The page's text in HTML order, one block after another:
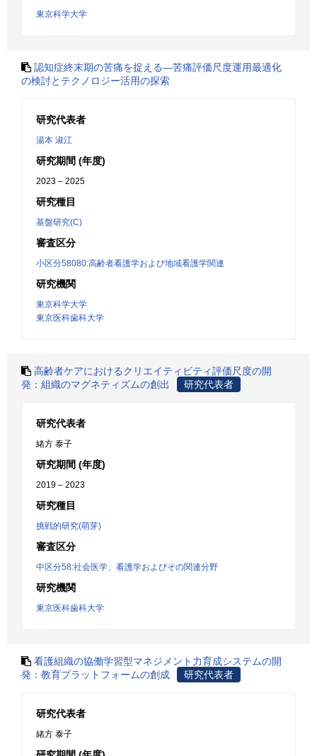
東京科学大学
認知症終末期の苦痛を捉える―苦痛評価尺度運用最適化
の検討とテクノロジー活用の探索
研究代表者
湯本 淑江
研究期間 (年度)
2023 – 2025
研究種目
基盤研究(C)
審査区分
小区分58080:高齢者看護学および地域看護学関連
研究機関
東京科学大学
東京医科歯科大学
高齢者ケアにおけるクリエイティビティ評価尺度の開
発：組織のマグネティズムの創出
研究代表者
研究代表者
緒方 泰子
研究期間 (年度)
2019 – 2023
研究種目
挑戦的研究(萌芽)
審査区分
中区分58:社会医学、看護学およびその関連分野
研究機関
東京医科歯科大学
看護組織の協働学習型マネジメント力育成システムの開
発：教育プラットフォームの創成
研究代表者
研究代表者
緒方 泰子